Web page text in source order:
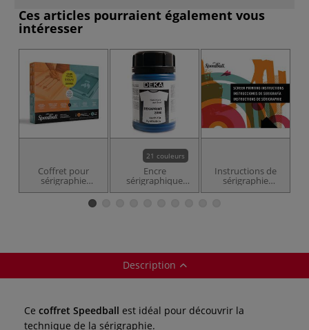
Ces articles pourraient également vous
intéresser
Coffret pour
sérigraphie
Essentiels
21 couleurs
Encre
sérigraphique
Dekaprint 2000
Instructions de
sérigraphie
Speedball
Description
Ce coffret Speedball est idéal pour découvrir la
technique de la sérigraphie.